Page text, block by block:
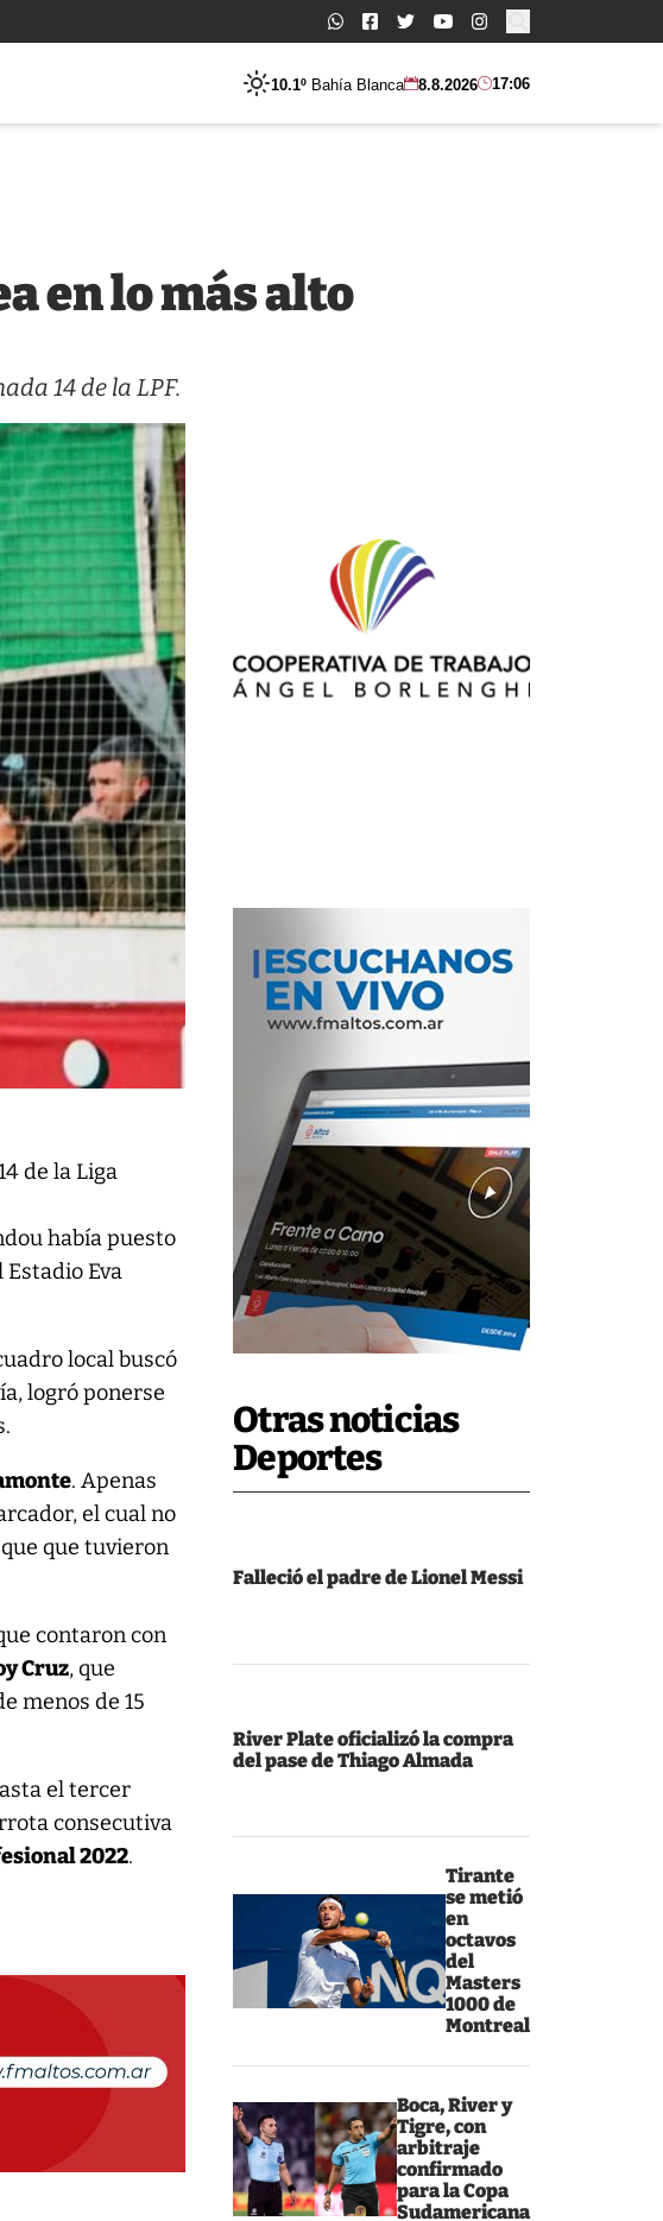
Buscar:
10.1º Bahía Blanca 8.8.2026 17:06
Otras noticias
Deportes
Falleció el padre de Lionel Messi
River Plate oficializó la compra
del pase de Thiago Almada
Tirante
se metió
en
octavos
del
Masters
1000 de
Montreal
Boca, River y
Tigre, con
arbitraje
confirmado
para la Copa
Sudamericana
en lo más alto
14 de la LPF.
de la Liga
había puesto
Estadio Eva
local buscó
logró ponerse
. Apenas
el cual no
que tuvieron
contaron con
Cruz, que
menos de 15
el tercer
consecutiva
2022.